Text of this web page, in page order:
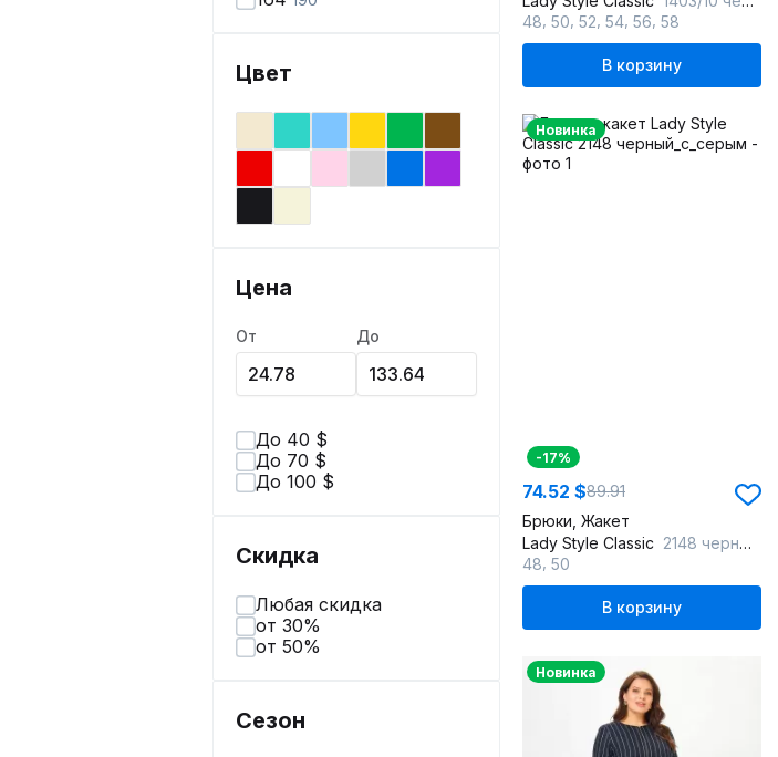
Цвет
Цена
От До
До 40 $
До 70 $
До 100 $
Скидка
Любая скидка
от 30%
от 50%
Сезон
48 50 52 54 56 58
В корзину
Новинка
-17%
74.52 $89.91
Брюки, Жакет
Lady Style Classic 2148 черный_с_серым
48 50
В корзину
Новинка